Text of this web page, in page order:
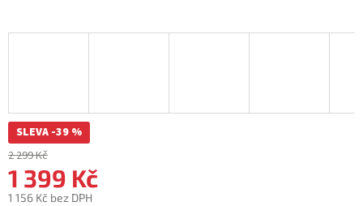
SLEVA -39 %
2 299 Kč
1 399 Kč
1 156 Kč bez DPH